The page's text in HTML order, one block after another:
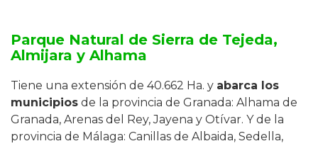
Parque Natural de Sierra de Tejeda,
Almijara y Alhama
Tiene una extensión de 40.662 Ha. y abarca los
municipios de la provincia de Granada: Alhama de
Granada, Arenas del Rey, Jayena y Otívar. Y de la
provincia de Málaga: Canillas de Albaida, Sedella,